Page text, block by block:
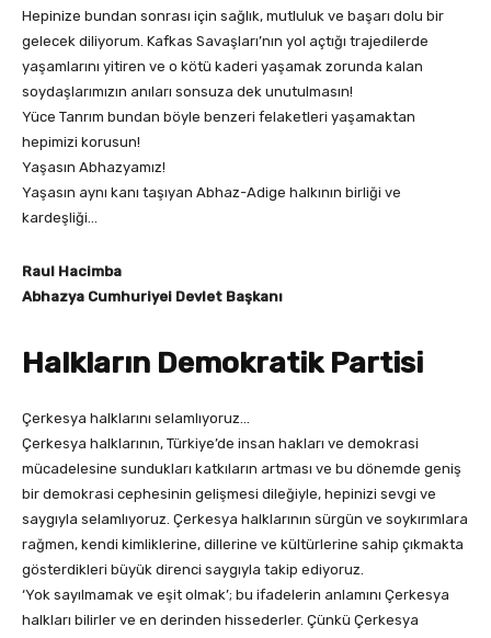
Hepinize bundan sonrası için sağlık, mutluluk ve başarı dolu bir
gelecek diliyorum. Kafkas Savaşları’nın yol açtığı trajedilerde
yaşamlarını yitiren ve o kötü kaderi yaşamak zorunda kalan
soydaşlarımızın anıları sonsuza dek unutulmasın!
Yüce Tanrım bundan böyle benzeri felaketleri yaşamaktan
hepimizi korusun!
Yaşasın Abhazyamız!
Yaşasın aynı kanı taşıyan Abhaz-Adige halkının birliği ve
kardeşliği…
Raul Hacimba
Abhazya Cumhuriyei Devlet Başkanı
Halkların Demokratik Partisi
Çerkesya halklarını selamlıyoruz…
Çerkesya halklarının, Türkiye’de insan hakları ve demokrasi
mücadelesine sundukları katkıların artması ve bu dönemde geniş
bir demokrasi cephesinin gelişmesi dileğiyle, hepinizi sevgi ve
saygıyla selamlıyoruz. Çerkesya halklarının sürgün ve soykırımlara
rağmen, kendi kimliklerine, dillerine ve kültürlerine sahip çıkmakta
gösterdikleri büyük direnci saygıyla takip ediyoruz.
‘Yok sayılmamak ve eşit olmak’; bu ifadelerin anlamını Çerkesya
halkları bilirler ve en derinden hissederler. Çünkü Çerkesya